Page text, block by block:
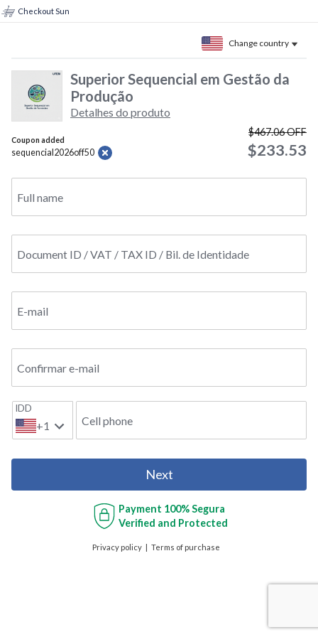
Checkout Sun
Change country
Superior Sequencial em Gestão da
Produção
Detalhes do produto
Coupon added
sequencial2026off50
$467.06OFF
$233.53
Full name
Document ID / VAT / TAX ID / Bil. de Identidade
E-mail
Confirmar e-mail
IDD
+1 Cell phone
Next
Payment 100% Segura
Verified and Protected
Privacy policy Terms of purchase